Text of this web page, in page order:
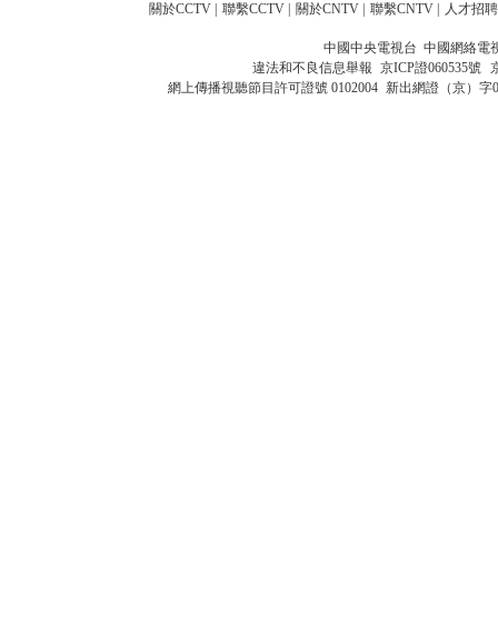
關於CCTV 聯繫CCTV 關於CNTV 聯繫CNTV 人才招聘
中國中央電視台 中國網絡電
違法和不良信息舉報 京ICP證060535號
網上傳播視聽節目許可證號 0102004 新出網證（京）